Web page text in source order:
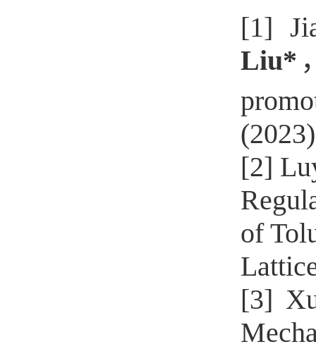
[1]
Liu*
[2]
of
[3]